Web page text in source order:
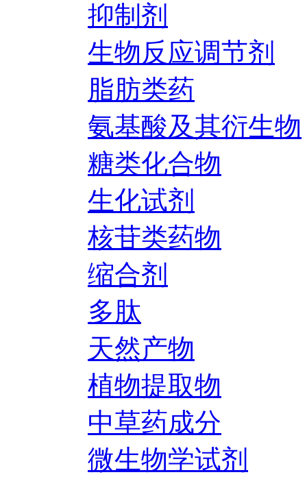
抑制剂
生物反应调节剂
脂肪类药
氨基酸及其衍生物
糖类化合物
生化试剂
核苷类药物
缩合剂
多肽
天然产物
植物提取物
中草药成分
微生物学试剂